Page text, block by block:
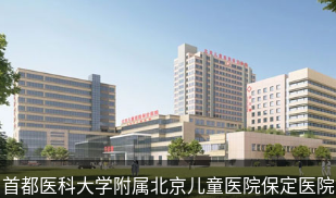
首都医科大学附属北京儿童医院保定医院